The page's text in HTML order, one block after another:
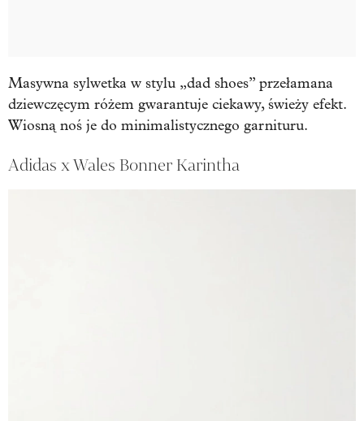
Masywna sylwetka w stylu „dad shoes” przełamana
dziewczęcym różem gwarantuje ciekawy, świeży efekt.
Wiosną noś je do minimalistycznego garnituru.
Adidas x Wales Bonner Karintha